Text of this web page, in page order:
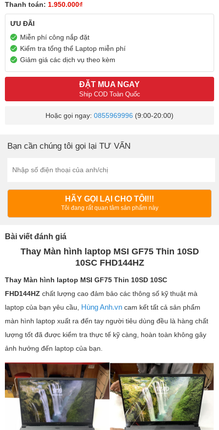
Thanh toán: 1.950.000₫
ƯU ĐÃI
Miễn phí công nắp đặt
Kiểm tra tổng thể Laptop miễn phí
Giảm giá các dịch vụ theo kèm
ĐẶT MUA NGAY
Ship COD Toàn Quốc
Hoặc gọi ngay: 0855969996 (9:00-20:00)
Bạn cần chúng tôi gọi lại TƯ VẤN
HÃY GỌI LẠI CHO TÔI!!!
Tôi đang rất quan tâm sản phẩm này
Bài viết đánh giá
Thay Màn hình laptop MSI GF75 Thin 10SD
10SC FHD144HZ
Thay Màn hình laptop MSI GF75 Thin 10SD 10SC
FHD144HZ chất lượng cao đảm bảo các thông số kỹ thuật mà
laptop của bạn yêu cầu, Hùng Anh.vn cam kết tất cả sản phẩm
màn hình laptop xuất ra đến tay người tiêu dùng đều là hàng chất
lượng tốt đã được kiểm tra thực tế kỹ càng, hoàn toàn không gây
ảnh hưởng đến laptop của bạn.